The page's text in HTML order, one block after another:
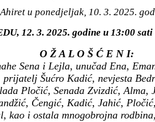
u ponedjeljak, 10. 3. 2025.
12. 3. 2025. godine u 13:00
O Ž A L O Š Ć E N I:
Sena i Lejla, unučad Ena,
Šućro Kadić, nevjesta
Pločić, Senada Zvizdić,
Čengić, Kadić, Jahić,
kao i ostala mnogobrojna